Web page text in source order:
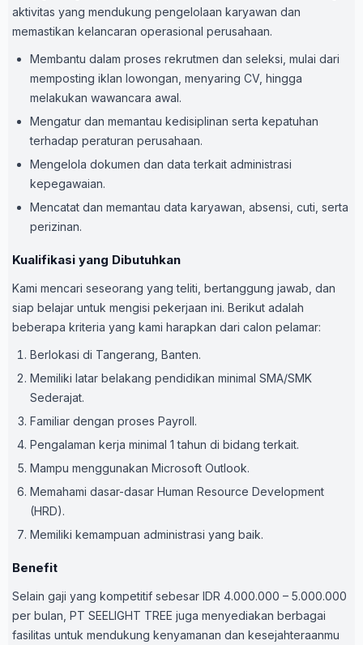
aktivitas yang mendukung pengelolaan karyawan dan
memastikan kelancaran operasional perusahaan.
Membantu dalam proses rekrutmen dan seleksi, mulai dari
memposting iklan lowongan, menyaring CV, hingga
melakukan wawancara awal.
Mengatur dan memantau kedisiplinan serta kepatuhan
terhadap peraturan perusahaan.
Mengelola dokumen dan data terkait administrasi
kepegawaian.
Mencatat dan memantau data karyawan, absensi, cuti, serta
perizinan.
Kualifikasi yang Dibutuhkan
Kami mencari seseorang yang teliti, bertanggung jawab, dan
siap belajar untuk mengisi pekerjaan ini. Berikut adalah
beberapa kriteria yang kami harapkan dari calon pelamar:
Berlokasi di Tangerang, Banten.
Memiliki latar belakang pendidikan minimal SMA/SMK
Sederajat.
Familiar dengan proses Payroll.
Pengalaman kerja minimal 1 tahun di bidang terkait.
Mampu menggunakan Microsoft Outlook.
Memahami dasar-dasar Human Resource Development
(HRD).
Memiliki kemampuan administrasi yang baik.
Benefit
Selain gaji yang kompetitif sebesar IDR 4.000.000 – 5.000.000
per bulan, PT SEELIGHT TREE juga menyediakan berbagai
fasilitas untuk mendukung kenyamanan dan kesejahteraanmu